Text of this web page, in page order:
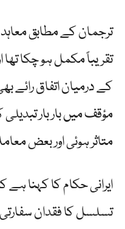
ترجمان کے مطابق
تقریباً مکمل ہو چکا تھا
کے درمیان اتفاق رائے
مؤقف میں بار بار
متاثر ہوئی اور بعض
ایرانی حکام کا کہنا
تسلسل کا فقدان